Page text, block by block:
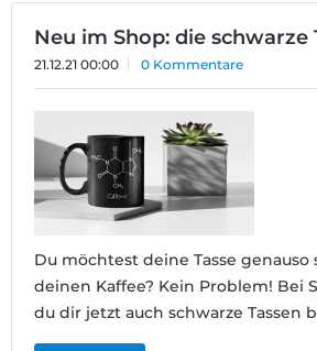
Neu im Shop: die schwarze
21.12.21 00:00 0 Kommentare
Du möchtest deine Tasse genauso
deinen Kaffee? Kein Problem! Bei
du dir jetzt auch schwarze Tassen